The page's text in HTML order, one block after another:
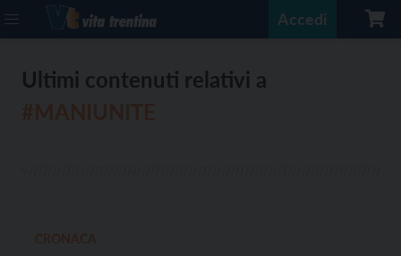
Accedi
Ultimi contenuti relativi a